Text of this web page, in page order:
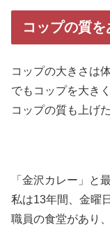
コップの質を
コップの大きさは
でもコップを大き
コップの質も上げ
「金沢カレー」と
私は13年間、金曜
職員の食堂があり